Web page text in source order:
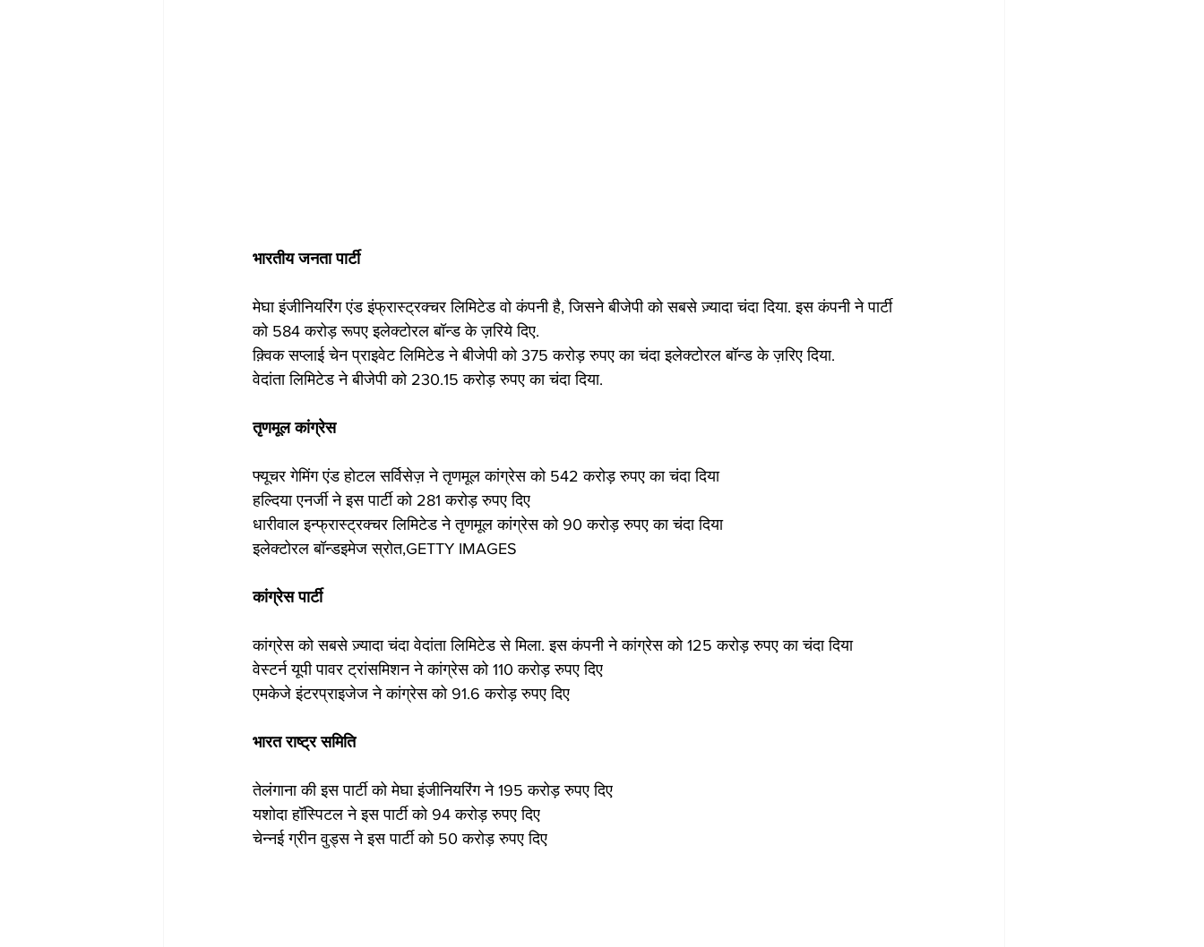
भारतीय जनता पार्टी
मेघा इंजीनियरिंग एंड इंफ्रास्ट्रक्चर लिमिटेड वो कंपनी है, जिसने बीजेपी को सबसे ज़्यादा चंदा दिया. इस कंपनी ने पार्टी
को 584 करोड़ रूपए इलेक्टोरल बॉन्ड के ज़रिये दिए.
क़्विक सप्लाई चेन प्राइवेट लिमिटेड ने बीजेपी को 375 करोड़ रुपए का चंदा इलेक्टोरल बॉन्ड के ज़रिए दिया.
वेदांता लिमिटेड ने बीजेपी को 230.15 करोड़ रुपए का चंदा दिया.
तृणमूल कांग्रेस
फ्यूचर गेमिंग एंड होटल सर्विसेज़ ने तृणमूल कांग्रेस को 542 करोड़ रुपए का चंदा दिया
हल्दिया एनर्जी ने इस पार्टी को 281 करोड़ रुपए दिए
धारीवाल इन्फ्रास्ट्रक्चर लिमिटेड ने तृणमूल कांग्रेस को 90 करोड़ रुपए का चंदा दिया
इलेक्टोरल बॉन्डइमेज स्रोत,GETTY IMAGES
कांग्रेस पार्टी
कांग्रेस को सबसे ज़्यादा चंदा वेदांता लिमिटेड से मिला. इस कंपनी ने कांग्रेस को 125 करोड़ रुपए का चंदा दिया
वेस्टर्न यूपी पावर ट्रांसमिशन ने कांग्रेस को 110 करोड़ रुपए दिए
एमकेजे इंटरप्राइजेज ने कांग्रेस को 91.6 करोड़ रुपए दिए
भारत राष्ट्र समिति
तेलंगाना की इस पार्टी को मेघा इंजीनियरिंग ने 195 करोड़ रुपए दिए
यशोदा हॉस्पिटल ने इस पार्टी को 94 करोड़ रुपए दिए
चेन्नई ग्रीन वुड्स ने इस पार्टी को 50 करोड़ रुपए दिए